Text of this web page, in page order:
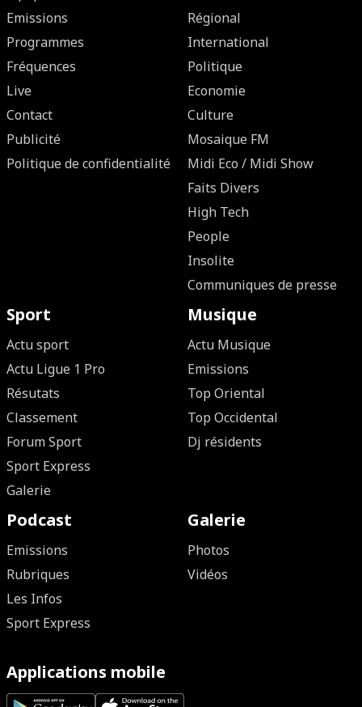
Emissions
Programmes
Fréquences
Live
Contact
Publicité
Politique de confidentialité
Régional
International
Politique
Economie
Culture
Mosaique FM
Midi Eco / Midi Show
Faits Divers
High Tech
People
Insolite
Communiques de presse
Sport
Actu sport
Actu Ligue 1 Pro
Résutats
Classement
Forum Sport
Sport Express
Galerie
Musique
Actu Musique
Emissions
Top Oriental
Top Occidental
Dj résidents
Podcast
Emissions
Rubriques
Les Infos
Sport Express
Galerie
Photos
Vidéos
Applications mobile